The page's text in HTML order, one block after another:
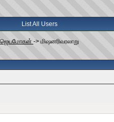
List All Users
ஜெயமோகன் -> மிஷனரிவரலாறு